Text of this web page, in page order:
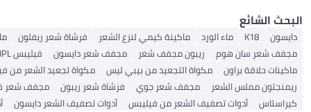
البحث الشائع
دايسون K18 ماء الورد ماكينة كيمي لنزع الشعر فرشاة شعر ريفلون
مجفف شعر سان هوم
ريبون مجفف شعر مجفف شعر دايسون فيليبس IPL
ماكينات حلاقة براون
مكواة التجعيد من بيبي ليس مكواة تجعيد الشعر من
ريمنجتون مملس الشعر
مجفف شعر جوي فرشاة شعر ريبون مجفف شعر
كيراستاس
أدوات تصفيف الشعر من فيليبس أدوات تصفيف الشعر دايسون